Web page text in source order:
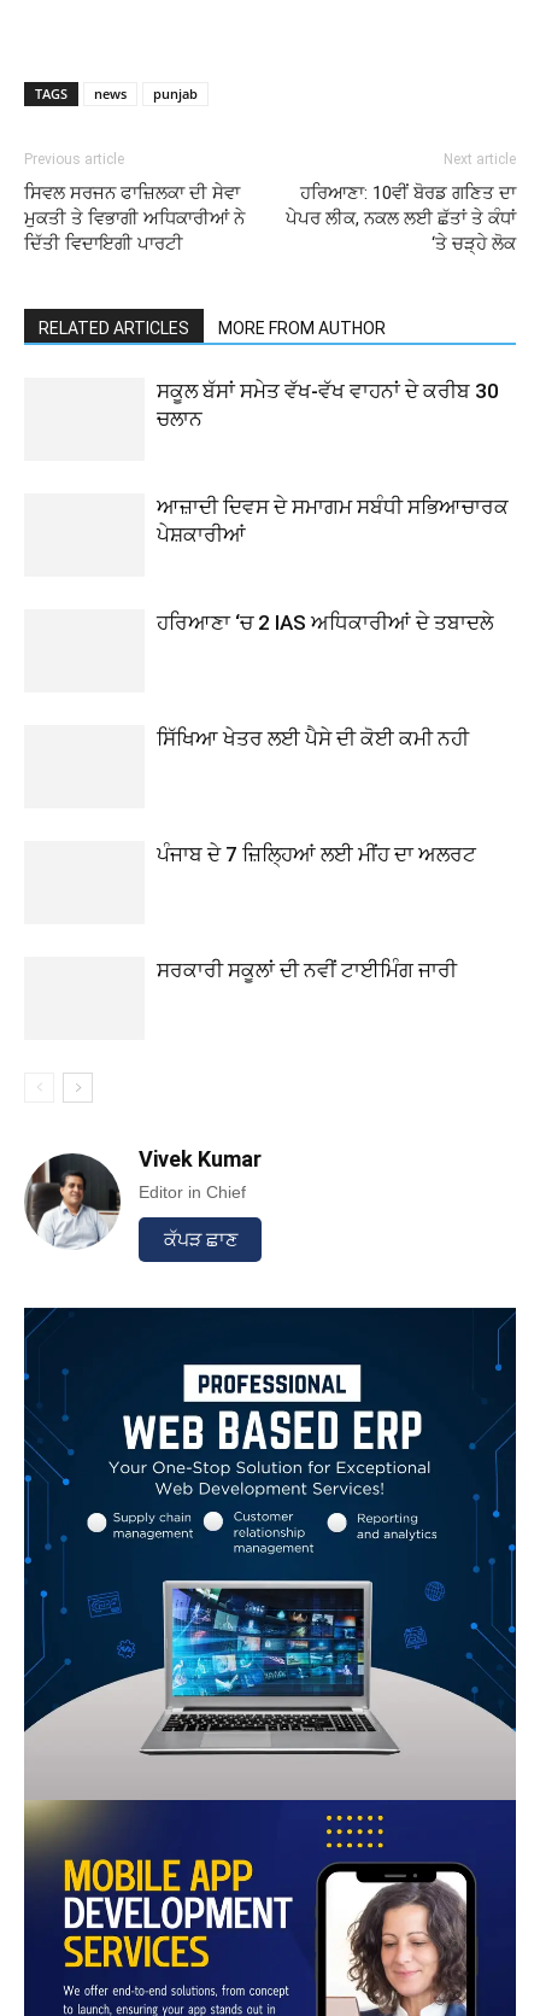
TAGS news punjab
Previous article
ਸਿਵਲ ਸਰਜਨ ਫਾਜ਼ਿਲਕਾ ਦੀ ਸੇਵਾ
ਮੁਕਤੀ ਤੇ ਵਿਭਾਗੀ ਅਧਿਕਾਰੀਆਂ ਨੇ
ਦਿੱਤੀ ਵਿਦਾਇਗੀ ਪਾਰਟੀ
Next article
ਹਰਿਆਣਾ: 10ਵੀਂ ਬੋਰਡ ਗਣਿਤ ਦਾ
ਪੇਪਰ ਲੀਕ, ਨਕਲ ਲਈ ਛੱਤਾਂ ਤੇ ਕੰਧਾਂ
‘ਤੇ ਚੜ੍ਹੇ ਲੋਕ
RELATED ARTICLES MORE FROM AUTHOR
ਸਕੂਲ ਬੱਸਾਂ ਸਮੇਤ ਵੱਖ-ਵੱਖ ਵਾਹਨਾਂ ਦੇ ਕਰੀਬ 30
ਚਲਾਨ
ਆਜ਼ਾਦੀ ਦਿਵਸ ਦੇ ਸਮਾਗਮ ਸਬੰਧੀ ਸਭਿਆਚਾਰਕ
ਪੇਸ਼ਕਾਰੀਆਂ
ਹਰਿਆਣਾ ‘ਚ 2 IAS ਅਧਿਕਾਰੀਆਂ ਦੇ ਤਬਾਦਲੇ
ਸਿੱਖਿਆ ਖੇਤਰ ਲਈ ਪੈਸੇ ਦੀ ਕੋਈ ਕਮੀ ਨਹੀ
ਪੰਜਾਬ ਦੇ 7 ਜ਼ਿਲ੍ਹਿਆਂ ਲਈ ਮੀਂਹ ਦਾ ਅਲਰਟ
ਸਰਕਾਰੀ ਸਕੂਲਾਂ ਦੀ ਨਵੀਂ ਟਾਈਮਿੰਗ ਜਾਰੀ
Vivek Kumar
Editor in Chief
ਕੱਪੜ ਛਾਣ